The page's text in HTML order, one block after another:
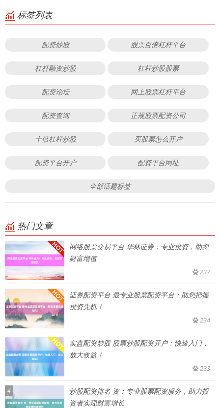
标签列表
配资炒股 股票百倍杠杆平台
杠杆融资炒股 杠杆炒股股票
配资论坛 网上股票杠杆平台
配资查询 正规股票配资公司
十倍杠杆炒股 买股票怎么开户
配资平台开户 配资平台网址
全部话题标签
热门文章
网络股票交易平台 华林证券：专业投资，助您
财富增值
237
证券配资平台 最专业股票配资平台：助您把握
投资先机！
234
实盘配资炒股 股票炒股配资开户：快速入门，
放大收益！
233
4
炒股配资排名 资：专业股票配资服务，助力投
资者实现财富增长